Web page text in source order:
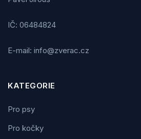
IČ: 06484824
E-mail: info@zverac.cz
KATEGORIE
Pro psy
Pro kočky